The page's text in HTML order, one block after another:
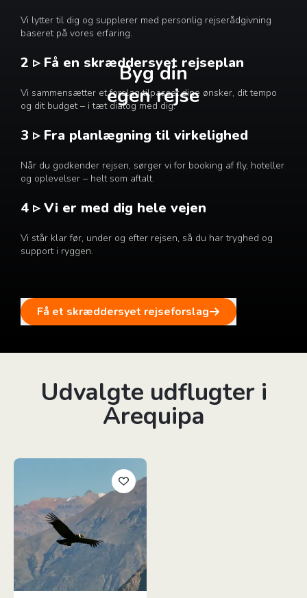
Byg din
egen rejse
Vi lytter til dig og supplerer med personlig rejserådgivning
baseret på vores erfaring.
2 ▹ Få en skræddersyet rejseplan
Vi sammensætter et forslag tilpasset dine ønsker, dit tempo
og dit budget – i tæt dialog med dig.
3 ▹ Fra planlægning til virkelighed
Når du godkender rejsen, sørger vi for booking af fly, hoteller
og oplevelser – helt som aftalt.
4 ▹ Vi er med dig hele vejen
Vi står klar før, under og efter rejsen, så du har tryghed og
support i ryggen.
Få et skræddersyet rejseforslag
Udvalgte udflugter i
Arequipa